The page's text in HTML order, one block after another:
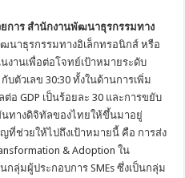
การ สำนักงานพัฒนาธุรกรรมทาง
นาธุรกรรมทางอิเล็กทรอนิกส์ หรือ
งานเพื่อต่อโจทย์เป้าหมายระดับ
บตัวเลข 30:30 ทั้งในด้านการเพิ่ม
อ GDP เป็นร้อยละ 30 และการขยับ
ทางดิจิทัลของไทยให้ขึ้นมาอยู่
ช่วยให้ไปถึงเป้าหมายนี้ คือ การส่ง
& Adoption ใน
กลุ่มผู้ประกอบการ SMEs ซึ่งเป็นกลุ่ม